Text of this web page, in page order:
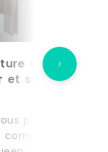
Queen
sol L180 x
pouvez acheter
de